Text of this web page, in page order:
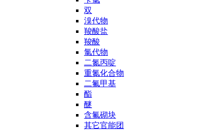
双
溴代物
羧酸盐
羧酸
氯代物
二氮丙啶
重氮化合物
二氟甲基
酯
醚
含氟砌块
其它官能团